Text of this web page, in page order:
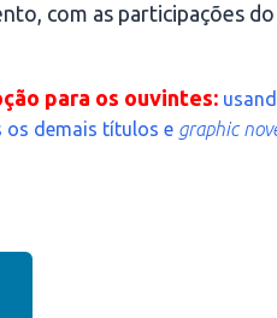
com as participações
para os ouvintes:
demais títulos e graphic